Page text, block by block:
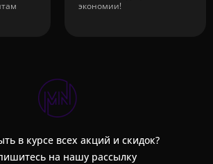
экономии!
в курсе всех акций и скидок?
на нашу рассылку